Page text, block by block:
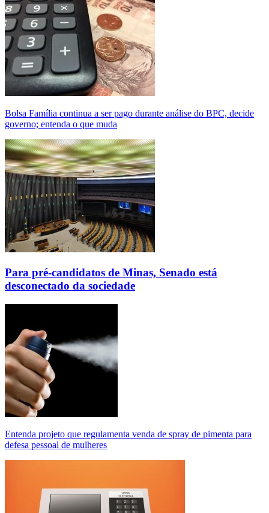
Bolsa Família continua a ser pago durante análise do BPC, decide
governo; entenda o que muda
Para pré-candidatos de Minas, Senado está
desconectado da sociedade
Entenda projeto que regulamenta venda de spray de pimenta para
defesa pessoal de mulheres